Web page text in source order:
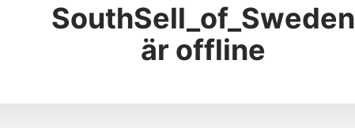
SouthSell_of_Sweden
är offline